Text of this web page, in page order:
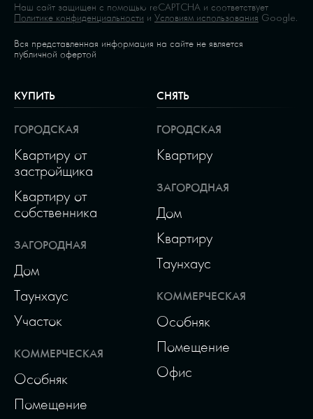
КУПИТЬ
ГОРОДСКАЯ
Квартиру от
застройщика
Квартиру от
собственника
ЗАГОРОДНАЯ
Дом
Таунхаус
Участок
КОММЕРЧЕСКАЯ
Особняк
Помещение
СНЯТЬ
ГОРОДСКАЯ
Квартиру
ЗАГОРОДНАЯ
Дом
Квартиру
Таунхаус
КОММЕРЧЕСКАЯ
Особняк
Помещение
Офис
Наш сайт защищен с помощью reCAPTCHA и соответствует
Политике конфиденциальности и Условиям использования Google.
Вся представленная информация на сайте не является
публичной офертой